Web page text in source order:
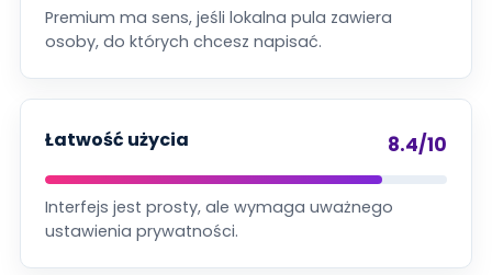
Premium ma sens, jeśli lokalna pula zawiera
osoby, do których chcesz napisać.
Łatwość użycia 8.4/10
Interfejs jest prosty, ale wymaga uważnego
ustawienia prywatności.